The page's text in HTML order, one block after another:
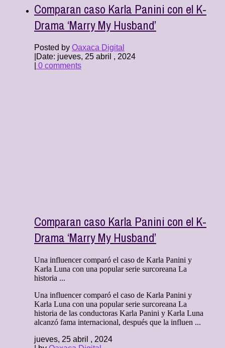
Comparan caso Karla Panini con el K-
Drama ‘Marry My Husband’
Posted by Oaxaca Digital
Date: jueves, 25 abril , 2024
0 comments
Comparan caso Karla Panini con el K-
Drama ‘Marry My Husband’
Una influencer comparó el caso de Karla Panini y
Karla Luna con una popular serie surcoreana La
historia ...
Una influencer comparó el caso de Karla Panini y
Karla Luna con una popular serie surcoreana La
historia de las conductoras Karla Panini y Karla Luna
alcanzó fama internacional, después que la influen ...
jueves, 25 abril , 2024